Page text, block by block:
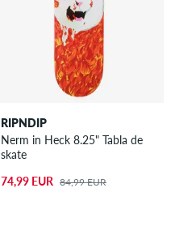
RIPNDIP
Nerm in Heck 8.25" Tabla de
skate
74,99 EUR 84,99 EUR